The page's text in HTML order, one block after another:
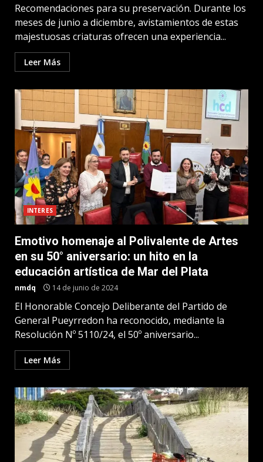
Recomendaciones para su preservación. Durante los
meses de junio a diciembre, avistamientos de estas
majestuosas criaturas ofrecen una experiencia...
Leer Más
INTERES
Emotivo homenaje al Polivalente de Artes
en su 50° aniversario: un hito en la
educación artística de Mar del Plata
nmdq 14 de junio de 2024
El Honorable Concejo Deliberante del Partido de
General Pueyrredon ha reconocido, mediante la
Resolución Nº 5110/24, el 50º aniversario...
Leer Más